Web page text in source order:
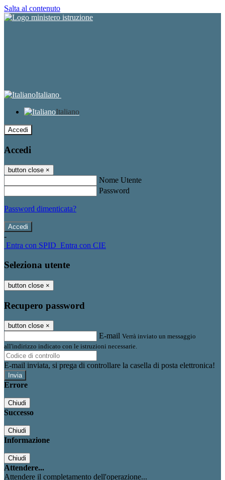
Salta al contenuto
Italiano
Italiano
Accedi
Accedi
button close ×
Nome Utente
Password
Password dimenticata?
-
Entra con SPID Entra con CIE
Seleziona utente
button close ×
Recupero password
button close ×
E-mail Verrà inviato un messaggio
all'indirizzo indicato con le istruzioni necessarie.
E-mail inviata, si prega di controllare la casella di posta elettronica!
Errore
Chiudi
Successo
Chiudi
Informazione
Chiudi
Attendere...
Attendere il completamento dell'operazione...